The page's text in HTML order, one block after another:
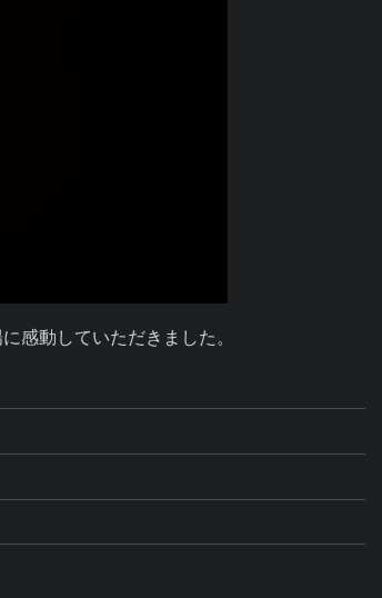
感動していただきました。